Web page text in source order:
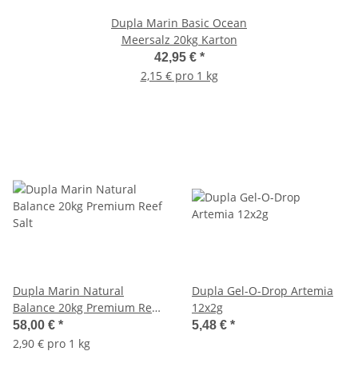
Dupla Marin Basic Ocean
Meersalz 20kg Karton
42,95 € *
2,15 € pro 1 kg
Dupla Marin Natural
Balance 20kg Premium Reef
Salt
58,00 € *
2,90 € pro 1 kg
Dupla Gel-O-Drop Artemia
12x2g
5,48 € *